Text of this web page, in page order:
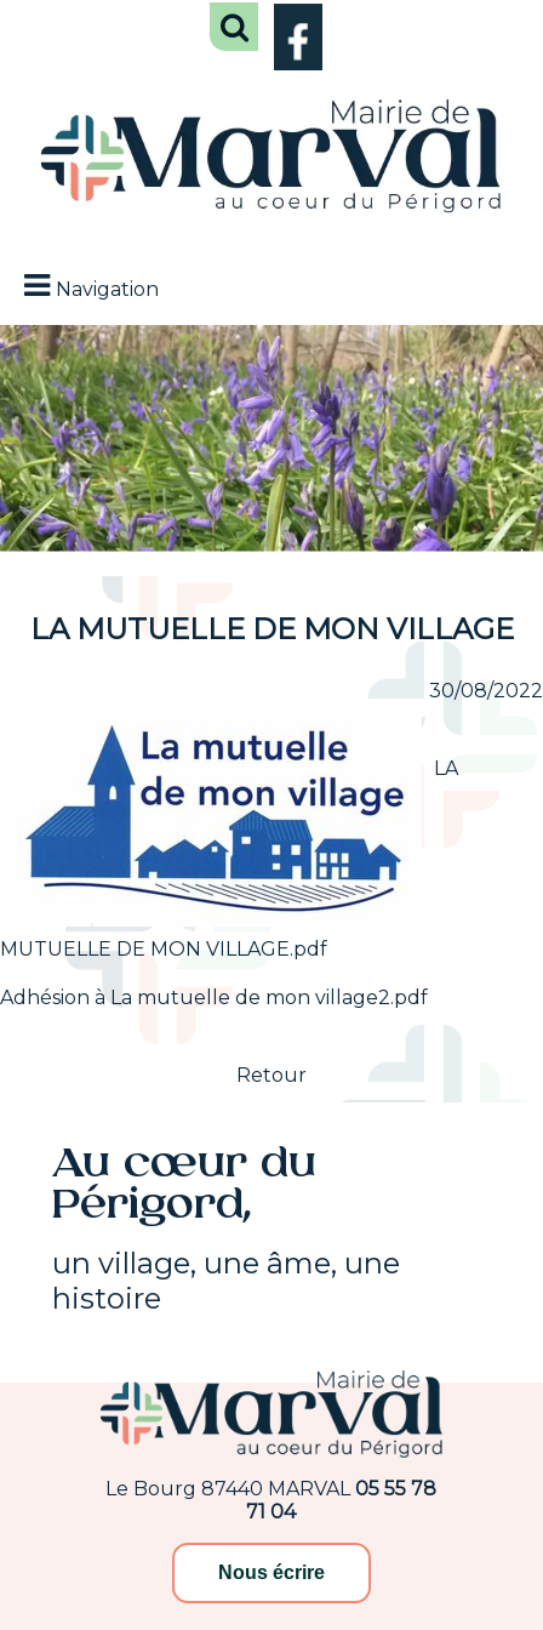
Navigation
LA MUTUELLE DE MON VILLAGE
30/08/2022
LA
MUTUELLE DE MON VILLAGE.pdf
Adhésion à La mutuelle de mon village2.pdf
Retour
Au cœur du
Périgord,
un village, une âme, une
histoire
Le Bourg 87440 MARVAL 05 55 78
71 04
Nous écrire